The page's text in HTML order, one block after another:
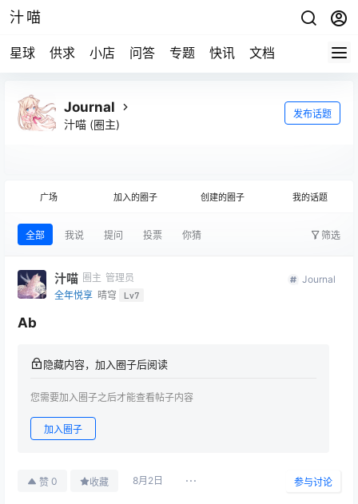
汁喵
星球 供求 小店 问答 专题 快讯 文档
Journal
汁喵 (圈主)
发布话题
广场 加入的圈子 创建的圈子 我的话题
全部 我说 提问 投票 你猜 筛选
汁喵 圈主 管理员
全年悦享 晴穹 Lv7
Journal
Ab
隐藏内容，加入圈子后阅读
您需要加入圈子之后才能查看帖子内容
加入圈子
赞 0 收藏 8月2日 参与讨论